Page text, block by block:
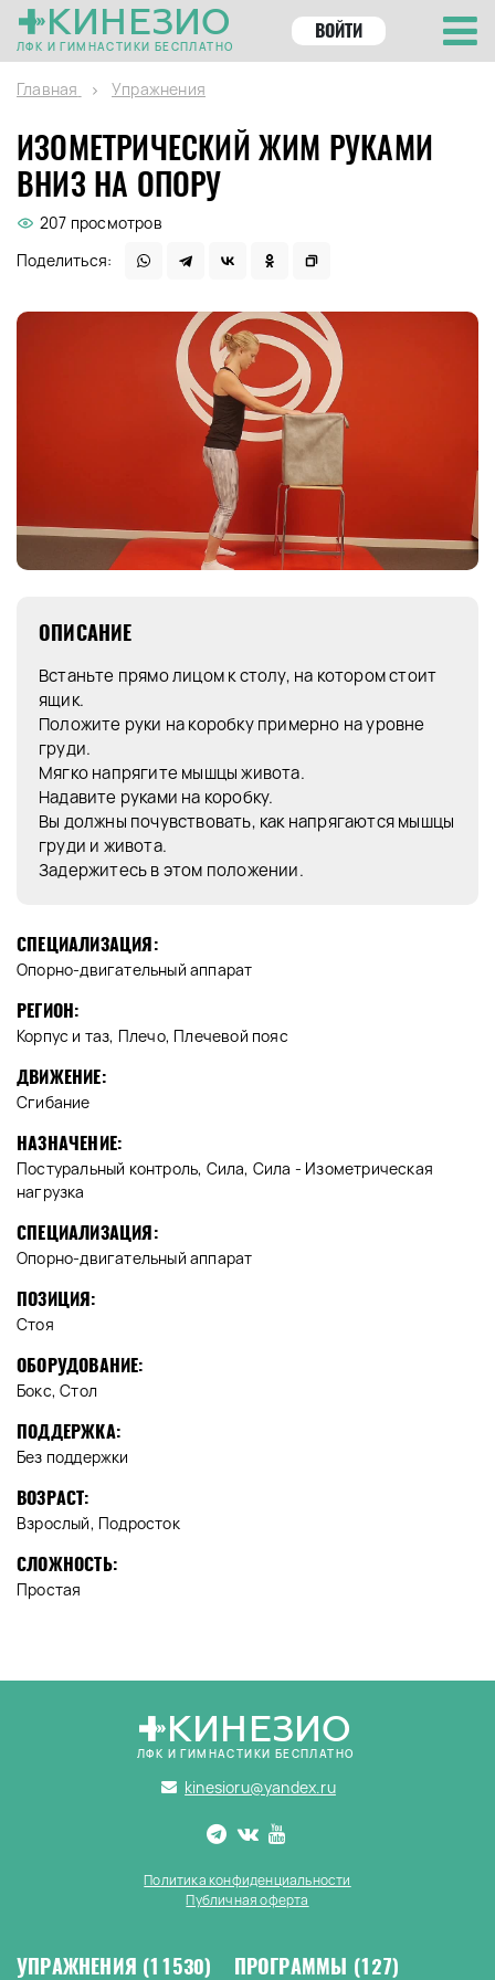
КИНЕЗИО
ЛФК И ГИМНАСТИКИ БЕСПЛАТНО
ВОЙТИ
Главная Упражнения
ИЗОМЕТРИЧЕСКИЙ ЖИМ РУКАМИ
ВНИЗ НА ОПОРУ
207 просмотров
Поделиться:
ОПИСАНИЕ
Встаньте прямо лицом к столу, на котором стоит
ящик.
Положите руки на коробку примерно на уровне
груди.
Мягко напрягите мышцы живота.
Надавите руками на коробку.
Вы должны почувствовать, как напрягаются мышцы
груди и живота.
Задержитесь в этом положении.
СПЕЦИАЛИЗАЦИЯ:
Опорно-двигательный аппарат
РЕГИОН:
Корпус и таз, Плечо, Плечевой пояс
ДВИЖЕНИЕ:
Сгибание
НАЗНАЧЕНИЕ:
Постуральный контроль, Сила, Сила - Изометрическая
нагрузка
СПЕЦИАЛИЗАЦИЯ:
Опорно-двигательный аппарат
ПОЗИЦИЯ:
Стоя
ОБОРУДОВАНИЕ:
Бокс, Стол
ПОДДЕРЖКА:
Без поддержки
ВОЗРАСТ:
Взрослый, Подросток
СЛОЖНОСТЬ:
Простая
КИНЕЗИО
ЛФК И ГИМНАСТИКИ БЕСПЛАТНО
kinesioru@yandex.ru
Политика конфиденциальности
Публичная оферта
УПРАЖНЕНИЯ (11530) ПРОГРАММЫ (127)